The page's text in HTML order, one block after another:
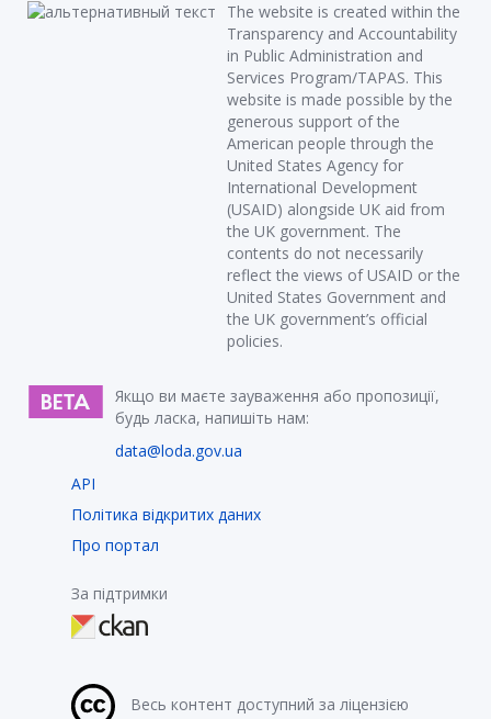
The website is created within the
Transparency and Accountability
in Public Administration and
Services Program/TAPAS. This
website is made possible by the
generous support of the
American people through the
United States Agency for
International Development
(USAID) alongside UK aid from
the UK government. The
contents do not necessarily
reflect the views of USAID or the
United States Government and
the UK government’s official
policies.
Якщо ви маєте зауваження або пропозиції,
будь ласка, напишіть нам:
data@loda.gov.ua
API
Політика відкритих даних
Про портал
За підтримки
Весь контент доступний за ліцензією